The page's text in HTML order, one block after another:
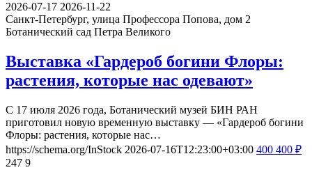
2026-07-17 2026-11-22
Санкт-Петербург, улица Профессора Попова, дом 2
Ботанический сад Петра Великого
Выставка «Гардероб богини Флоры:
растения, которые нас одевают»
С 17 июля 2026 года, Ботанический музей БИН РАН
приготовил новую временную выставку — «Гардероб богини
Флоры: растения, которые нас…
https://schema.org/InStock 2026-07-16T12:23:00+03:00 400 400 ₽
247 9